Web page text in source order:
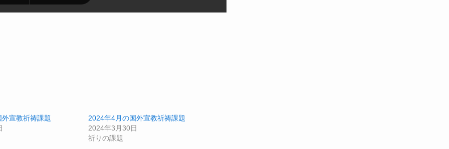
宣教祈祷課題
2024年4月の国外宣教祈祷課題
2024年3月30日
祈りの課題